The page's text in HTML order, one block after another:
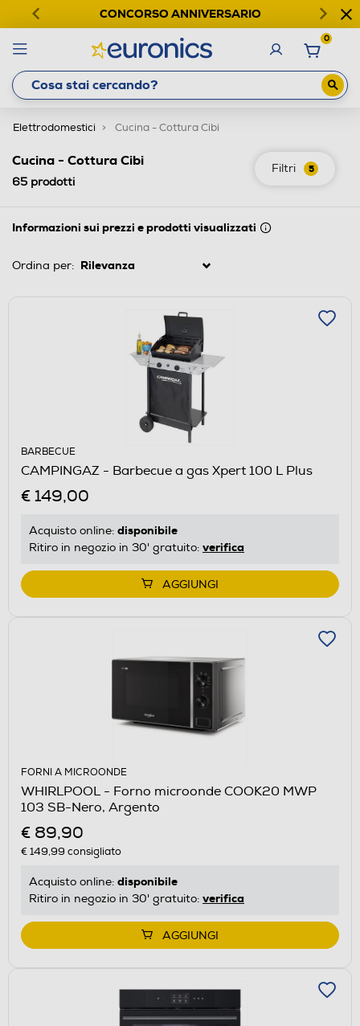
CONCORSO ANNIVERSARIO
0
Elettrodomestici Cucina - Cottura Cibi
Filtri 5
Cucina - Cottura Cibi
65 prodotti
Informazioni sui prezzi e prodotti visualizzati
Ordina per:
BARBECUE
CAMPINGAZ - Barbecue a gas Xpert 100 L Plus
€ 149,00
Acquisto online: disponibile
Ritiro in negozio in 30' gratuito: verifica
AGGIUNGI
FORNI A MICROONDE
WHIRLPOOL - Forno microonde COOK20 MWP
103 SB-Nero, Argento
€ 89,90
€ 149,99 consigliato
Acquisto online: disponibile
Ritiro in negozio in 30' gratuito: verifica
AGGIUNGI